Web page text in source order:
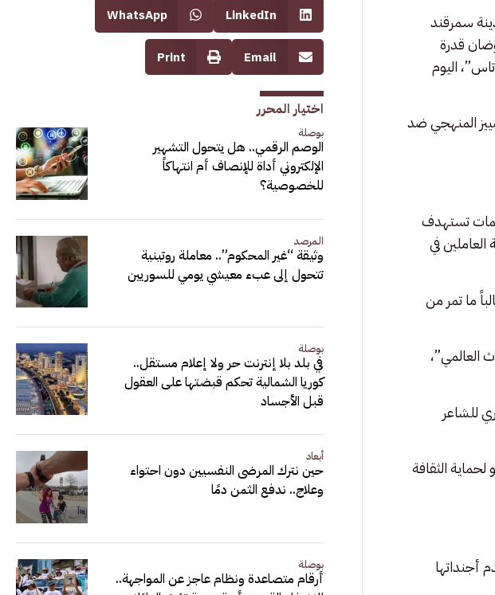
سمرقند
قدرة
اليوم
المنهجي ضد
تستهدف
في
ما تمر من
العالمي”،
للشاعر
الثقافة
أجنداتها
LinkedIn
WhatsApp
Email
Print
اختيار المحرر
بوصلة
الوصم الرقمي.. هل يتحول التشهير
الإلكتروني أداة للإنصاف أم انتهاكاً
للخصوصية؟
المرصد
وثيقة “غير المحكوم”.. معاملة روتينية
تتحول إلى عبء معيشي يومي للسوريين
بوصلة
في بلد بلا إنترنت حر ولا إعلام مستقل..
كوريا الشمالية تحكم قبضتها على العقول
قبل الأجساد
أبعاد
حين نترك المرضى النفسيين دون احتواء
وعلاج.. ندفع الثمن دمًا
بوصلة
أرقام متصاعدة ونظام عاجز عن المواجهة..